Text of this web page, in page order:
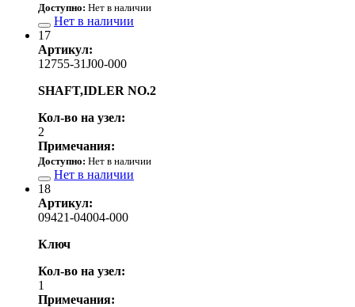
Доступно: Нет в наличии
Нет в наличии
17
Артикул:
12755-31J00-000
SHAFT,IDLER NO.2
Кол-во на узел:
2
Примечания:
Доступно: Нет в наличии
Нет в наличии
18
Артикул:
09421-04004-000
Ключ
Кол-во на узел:
1
Примечания: